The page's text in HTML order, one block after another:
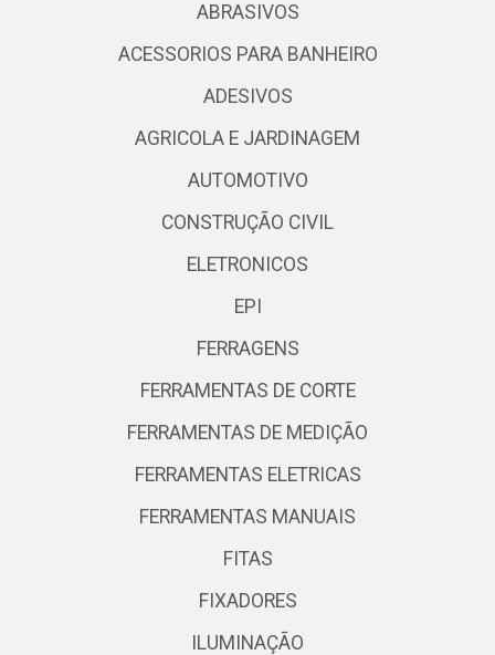
ABRASIVOS
ACESSORIOS PARA BANHEIRO
ADESIVOS
AGRICOLA E JARDINAGEM
AUTOMOTIVO
CONSTRUÇÃO CIVIL
ELETRONICOS
EPI
FERRAGENS
FERRAMENTAS DE CORTE
FERRAMENTAS DE MEDIÇÃO
FERRAMENTAS ELETRICAS
FERRAMENTAS MANUAIS
FITAS
FIXADORES
ILUMINAÇÃO